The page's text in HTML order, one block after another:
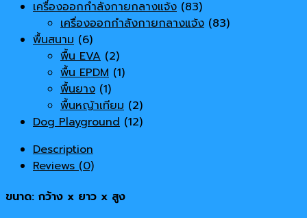
เครื่องออกกำลังกายกลางแจ้ง (83)
เครื่องออกกำลังกายกลางแจ้ง (83)
พื้นสนาม (6)
พื้น EVA (2)
พื้น EPDM (1)
พื้นยาง (1)
พื้นหญ้าเทียม (2)
Dog Playground (12)
Description
Reviews (0)
ขนาด: กว้าง x ยาว x สูง